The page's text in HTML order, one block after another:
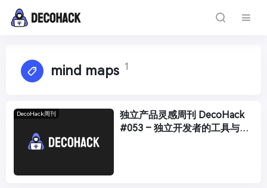
mind maps 1
DecoHack周刊
独立产品灵感周刊 DecoHack
#053 – 独立开发者的工具与创